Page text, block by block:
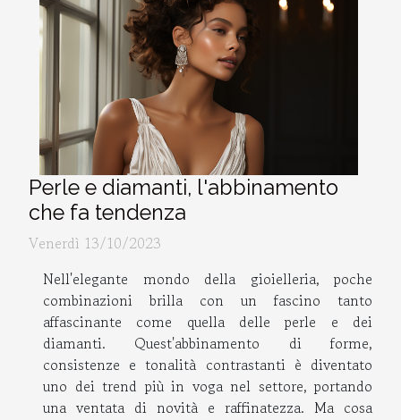
Perle e diamanti, l'abbinamento
che fa tendenza
Venerdì 13/10/2023
Nell'elegante mondo della gioielleria, poche
combinazioni brilla con un fascino tanto
affascinante come quella delle perle e dei
diamanti. Quest'abbinamento di forme,
consistenze e tonalità contrastanti è diventato
uno dei trend più in voga nel settore, portando
una ventata di novità e raffinatezza. Ma cosa